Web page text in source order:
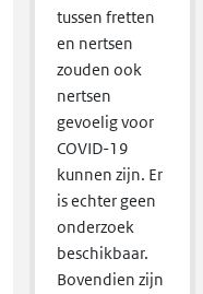
tussen fretten
en nertsen
zouden ook
nertsen
gevoelig voor
COVID-19
kunnen zijn. Er
is echter geen
onderzoek
beschikbaar.
Bovendien zijn